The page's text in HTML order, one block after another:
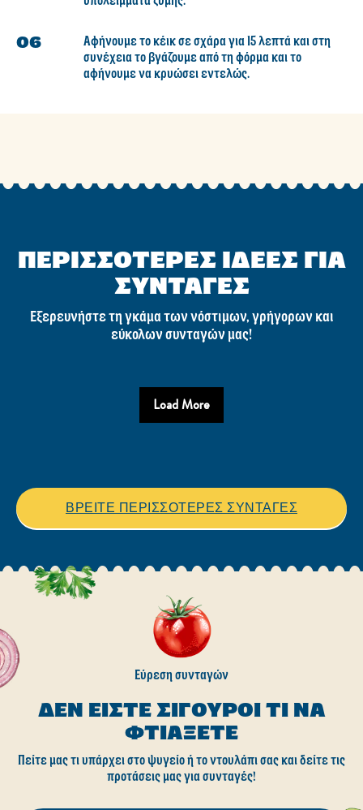
Αφήνουμε το κέικ σε σχάρα για 15 λεπτά και στη
συνέχεια το βγάζουμε από τη φόρμα και το
αφήνουμε να κρυώσει εντελώς.
ΠΕΡΙΣΣΟΤΕΡΕΣ ΙΔΕΕΣ ΓΙΑ
ΣΥΝΤΑΓΕΣ
Εξερευνήστε τη γκάμα των νόστιμων, γρήγορων και
εύκολων συνταγών μας!
Load More
ΒΡΕΙΤΕ ΠΕΡΙΣΣΟΤΕΡΕΣ ΣΥΝΤΑΓΕΣ
Εύρεση συνταγών
ΔΕΝ ΕΊΣΤΕ ΣΊΓΟΥΡΟΙ ΤΙ ΝΑ
ΦΤΙΆΞΕΤΕ
Πείτε μας τι υπάρχει στο ψυγείο ή το ντουλάπι σας και δείτε τις
προτάσεις μας για συνταγές!